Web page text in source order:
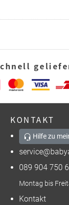
KONTAKT
Hilfe zu
089 904 750
Montag bis
Kontakt